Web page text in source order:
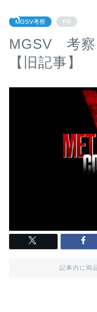
MGSV考察 PR
MGSV 考察
【旧記事】
記事内に商